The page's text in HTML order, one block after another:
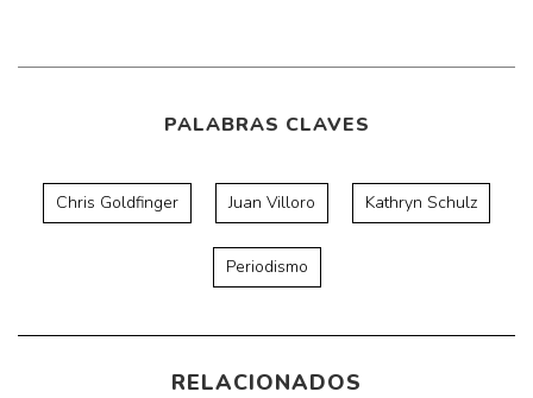
PALABRAS CLAVES
Chris Goldfinger Juan Villoro Kathryn Schulz
Periodismo
RELACIONADOS